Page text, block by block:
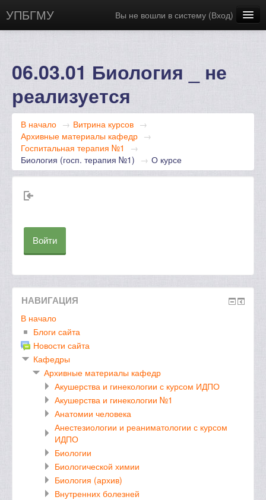
УПБГМУ Вы не вошли в систему (Вход)
06.03.01 Биология _ не
реализуется
В начало → Витрина курсов →
Архивные материалы кафедр →
Госпитальная терапия №1
→
Биология (госп. терапия №1) → О курсе
Войти
НАВИГАЦИЯ
В начало
Блоги сайта
Новости сайта
Кафедры
Архивные материалы кафедр
Акушерства и гинекологии с курсом ИДПО
Акушерства и гинекологии №1
Анатомии человека
Анестезиологии и реаниматологии с курсом
ИДПО
Биологии
Биологической химии
Биология (архив)
Внутренних болезней